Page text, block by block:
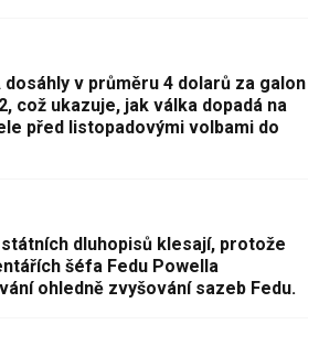
dosáhly v průměru 4 dolarů za galon
což ukazuje, jak válka dopadá na
před listopadovými volbami do
dluhopisů klesají, protože
šéfa Fedu Powella
ohledně zvyšování sazeb Fedu.